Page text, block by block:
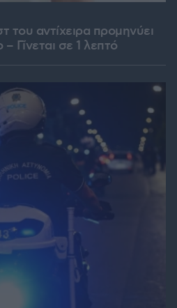
αντίχειρα προμηνύει
Γίνεται σε 1 λεπτό